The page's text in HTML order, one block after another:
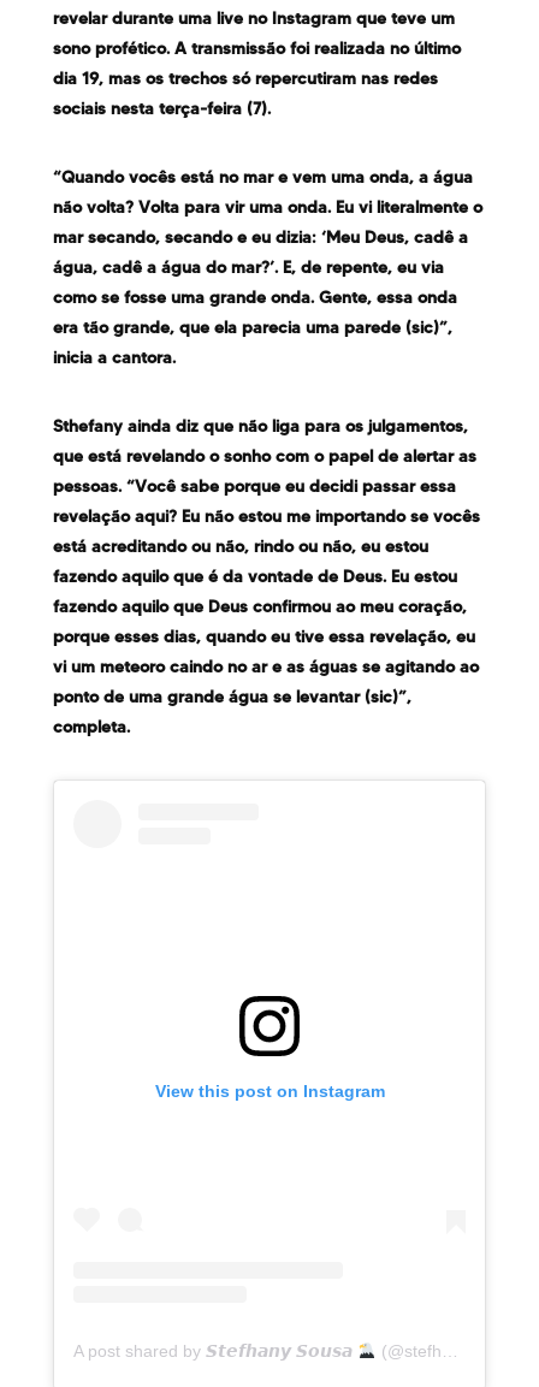
revelar durante uma live no Instagram que teve um
sono profético. A transmissão foi realizada no último
dia 19, mas os trechos só repercutiram nas redes
sociais nesta terça-feira (7).
“Quando vocês está no mar e vem uma onda, a água
não volta? Volta para vir uma onda. Eu vi literalmente o
mar secando, secando e eu dizia: ‘Meu Deus, cadê a
água, cadê a água do mar?’. E, de repente, eu via
como se fosse uma grande onda. Gente, essa onda
era tão grande, que ela parecia uma parede (sic)”,
inicia a cantora.
Sthefany ainda diz que não liga para os julgamentos,
que está revelando o sonho com o papel de alertar as
pessoas. “Você sabe porque eu decidi passar essa
revelação aqui? Eu não estou me importando se vocês
está acreditando ou não, rindo ou não, eu estou
fazendo aquilo que é da vontade de Deus. Eu estou
fazendo aquilo que Deus confirmou ao meu coração,
porque esses dias, quando eu tive essa revelação, eu
vi um meteoro caindo no ar e as águas se agitando ao
ponto de uma grande água se levantar (sic)”,
completa.
View this post on Instagram
A post shared by 𝙎𝙩𝙚𝙛𝙝𝙖𝙣𝙮 𝙎𝙤𝙪𝙨𝙖 (@stefhanycardosooficial)